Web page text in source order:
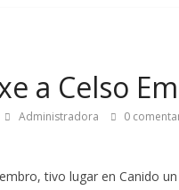
a Celso
Administradora 0
tivo lugar en Canido